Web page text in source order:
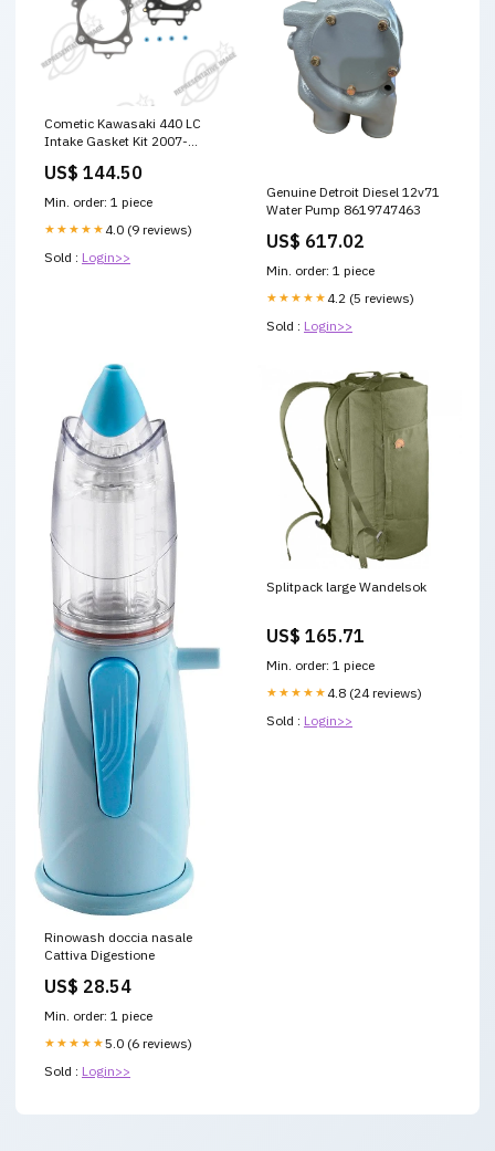
Cometic Kawasaki 440 LC
Intake Gasket Kit 2007-
US$ 144.50
Min. order: 1 piece
★★★★★ 4.0 (9 reviews)
Sold : Login>>
Genuine Detroit Diesel 12v71
Water Pump 8619747463
US$ 617.02
Min. order: 1 piece
★★★★★ 4.2 (5 reviews)
Sold : Login>>
Rinowash doccia nasale
Cattiva Digestione
US$ 28.54
Min. order: 1 piece
★★★★★5.0 (6 reviews)
Sold : Login>>
Splitpack large Wandelsok
US$ 165.71
Min. order: 1 piece
★★★★★ 4.8 (24 reviews)
Sold : Login>>